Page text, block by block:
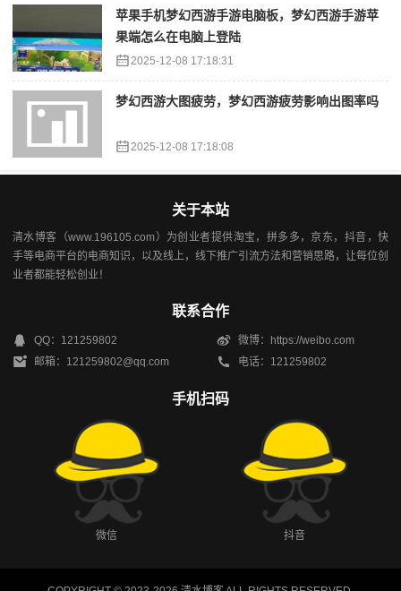
苹果手机梦幻西游手游电脑板，梦幻西游手游苹
果端怎么在电脑上登陆
2025-12-08 17:18:31
梦幻西游大图疲劳，梦幻西游疲劳影响出图率吗
2025-12-08 17:18:08
关于本站
清水博客（www.196105.com）为创业者提供淘宝，拼多多，京东，抖音，快
手等电商平台的电商知识，以及线上，线下推广引流方法和营销思路，让每位创
业者都能轻松创业！
联系合作
QQ：121259802
微博：https://weibo.com
邮箱：121259802@qq.com
电话：121259802
手机扫码
微信 抖音